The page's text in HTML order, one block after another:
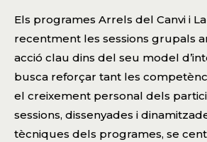
Els programes Arrels del Canvi i
recentment les sessions grupals
acció clau dins del seu model
busca reforçar tant les
el creixement personal dels
sessions, dissenyades i
tècniques dels programes, se